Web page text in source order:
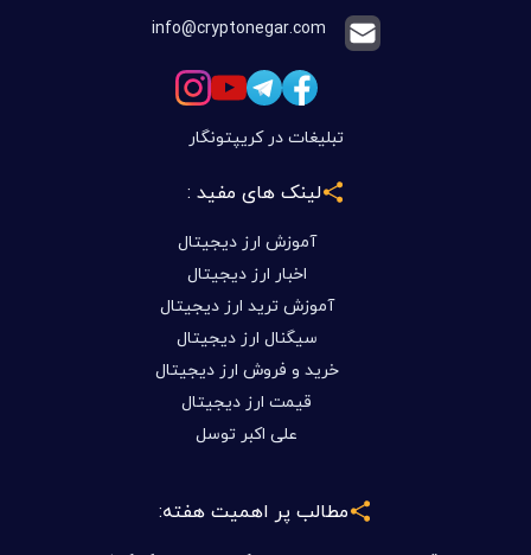
info@cryptonegar.com
تبلیغات در کریپتونگار
لینک های مفید :
آموزش ارز دیجیتال
اخبار ارز دیجیتال
آموزش ترید ارز دیجیتال
سیگنال ارز دیجیتال
خرید و فروش ارز دیجیتال
قیمت ارز دیجیتال
علی اکبر توسل
مطالب پر اهمیت هفته: